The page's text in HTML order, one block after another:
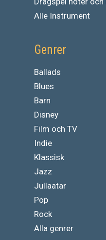
Alle Instrument
Genrer
Ballads
Blues
Barn
Disney
Film och TV
Indie
Klassisk
Jazz
Jullaatar
Pop
Rock
Alla genrer